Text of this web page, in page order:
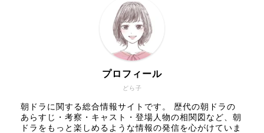
どら子
プロフィール
朝ドラに関する総合情報サイトです。 歴代の朝ドラの
あらすじ・考察・キャスト・登場人物の相関図など、朝
ドラをもっと楽しめるような情報の発信を心がけていま